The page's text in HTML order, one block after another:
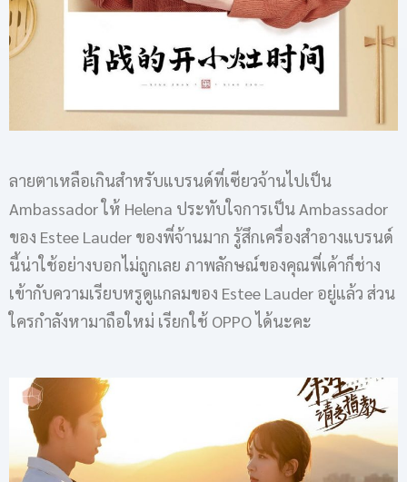
ลายตาเหลือเกินสำหรับแบรนด์ที่เซียวจ้านไปเป็น
Ambassador ให้ Helena ประทับใจการเป็น Ambassador
ของ Estee Lauder ของพี่จ้านมาก รู้สึกเครื่องสำอางแบรนด์
นี้น่าใช้อย่างบอกไม่ถูกเลย ภาพลักษณ์ของคุณพี่เค้าก็ช่าง
เข้ากับความเรียบหรูดูแกลมของ Estee Lauder อยู่แล้ว ส่วน
ใครกำลังหามาถือใหม่ เรียกใช้ OPPO ได้นะคะ